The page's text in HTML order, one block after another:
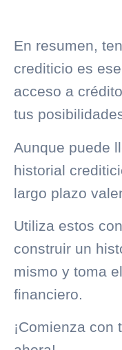
En resumen,
crediticio es
acceso a
tus
Aunque puede
historial
largo plazo
Utiliza estos
construir un
mismo y toma
financiero.
¡Comienza con